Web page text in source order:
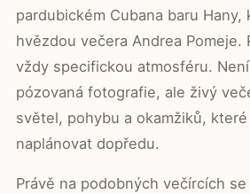
pardubickém Cubana baru Hany,
hvězdou večera Andrea Pomeje.
vždy specifickou atmosféru.
pózovaná fotografie, ale živý
světel, pohybu a okamžiků,
naplánovat dopředu.
Právě na podobných večírcích